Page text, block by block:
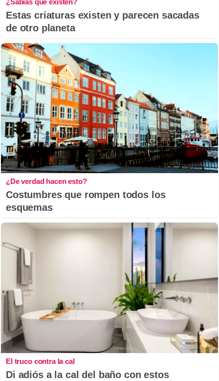
Estas criaturas existen y parecen sacadas
de otro planeta
¿De verdad hacen esto?
Costumbres que rompen todos los
esquemas
El truco contra la cal
Di adiós a la cal del baño con estos